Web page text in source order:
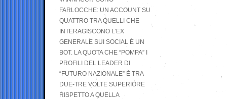
FARLOCCHE: UN ACCOUNT SU
QUATTRO TRA QUELLI CHE
INTERAGISCONO L’EX
GENERALE SUI SOCIAL È UN
BOT. LA QUOTA CHE “POMPA” I
PROFILI DEL LEADER DI
“FUTURO NAZIONALE” È TRA
DUE-TRE VOLTE SUPERIORE
RISPETTO A QUELLA